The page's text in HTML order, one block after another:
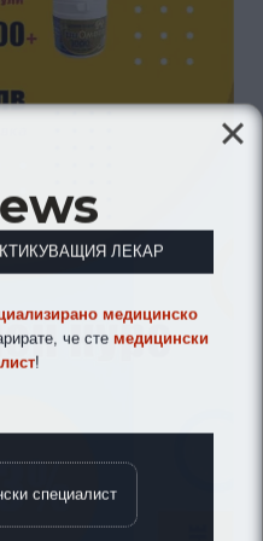
ЛЕКАР
медицинско
че сте медицински
!
специалист